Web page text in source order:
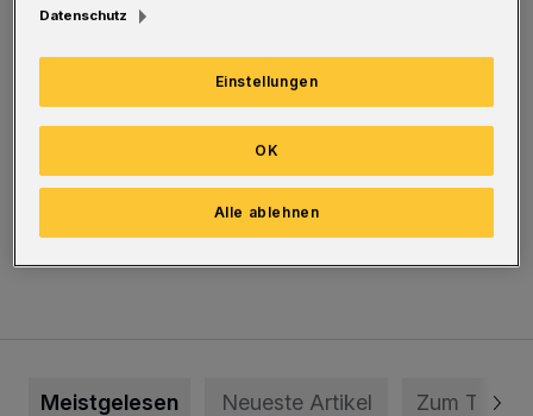
zur Endmontage konnte man den Mitarbeitern
über die Schultern schauen.
Weitere Besuche gab es im Mercedes-Benz-
Museum Stuttgart sowie im Auto- und
Technik-Museum Sinsheim.
Meistgelesen Neueste Artikel Zum Thema
Datenschutz
Einstellungen
Alle ablehnen
OK